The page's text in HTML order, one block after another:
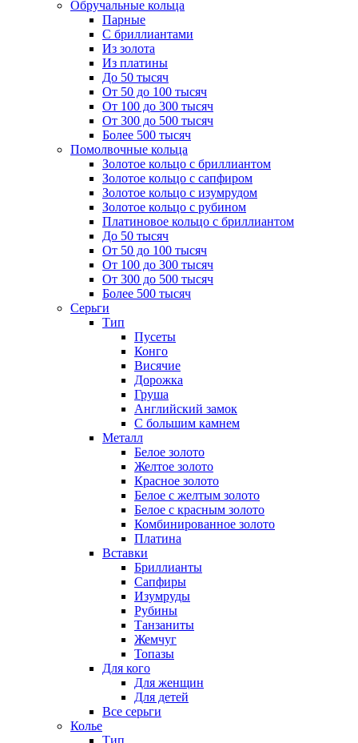
Обручальные кольца
Парные
С бриллиантами
Из золота
Из платины
До 50 тысяч
От 50 до 100 тысяч
От 100 до 300 тысяч
От 300 до 500 тысяч
Более 500 тысяч
Помолвочные кольца
Золотое кольцо с бриллиантом
Золотое кольцо с сапфиром
Золотое кольцо с изумрудом
Золотое кольцо с рубином
Платиновое кольцо с бриллиантом
До 50 тысяч
От 50 до 100 тысяч
От 100 до 300 тысяч
От 300 до 500 тысяч
Более 500 тысяч
Серьги
Тип
Пусеты
Конго
Висячие
Дорожка
Груша
Английский замок
С большим камнем
Металл
Белое золото
Желтое золото
Красное золото
Белое с желтым золото
Белое с красным золото
Комбинированное золото
Платина
Вставки
Бриллианты
Сапфиры
Изумруды
Рубины
Танзаниты
Жемчуг
Топазы
Для кого
Для женщин
Для детей
Все серьги
Колье
Тип